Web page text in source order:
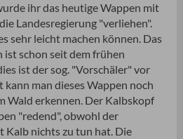
ihr das heutige Wappen mit
Landesregierung "verliehen".
sehr leicht machen können. Das
schon seit dem frühen
ist der sog. "Vorschäler" vor
kann man dieses Wappen noch
Wald erkennen. Der Kalbskopf
"redend", obwohl der
nichts zu tun hat. Die